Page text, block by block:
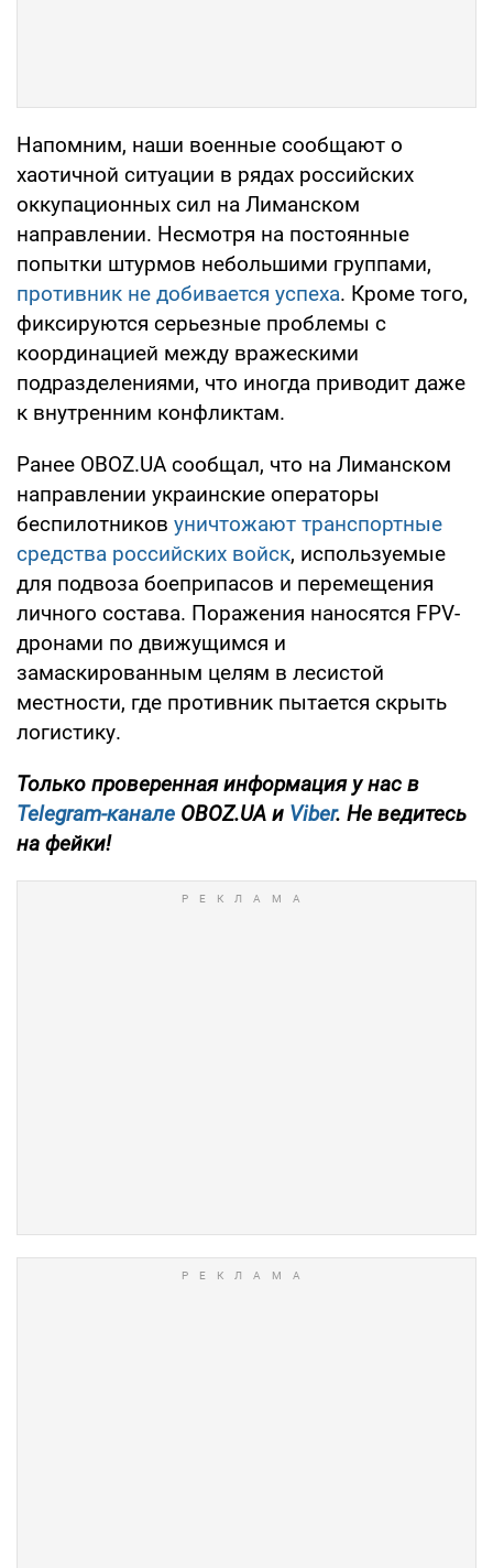
Напомним, наши военные сообщают о
хаотичной ситуации в рядах российских
оккупационных сил на Лиманском
направлении. Несмотря на постоянные
попытки штурмов небольшими группами,
противник не добивается успеха. Кроме того,
фиксируются серьезные проблемы с
координацией между вражескими
подразделениями, что иногда приводит даже
к внутренним конфликтам.
Ранее OBOZ.UA сообщал, что на Лиманском
направлении украинские операторы
беспилотников уничтожают транспортные
средства российских войск, используемые
для подвоза боеприпасов и перемещения
личного состава. Поражения наносятся FPV-
дронами по движущимся и
замаскированным целям в лесистой
местности, где противник пытается скрыть
логистику.
Только проверенная информация у нас в
Telegram-канале OBOZ.UA и Viber. Не ведитесь
на фейки!